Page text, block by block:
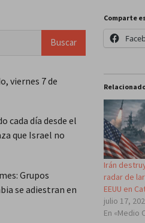
Comparte
Irán
radar de
EEUU en
julio 17,
En «Medio
viernes 7 de
cada día desde el
que Israel no
Grupos
se adiestran en